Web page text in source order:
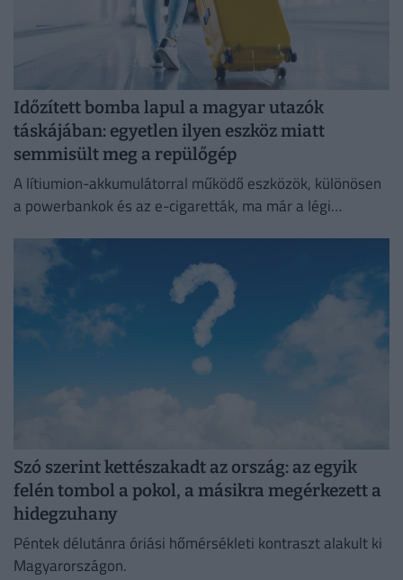
Időzített bomba lapul a magyar utazók
táskájában: egyetlen ilyen eszköz miatt
semmisült meg a repülőgép
A lítiumion-akkumulátorral működő eszközök, különösen
a powerbankok és az e-cigaretták, ma már a légi
jelentik.
Szó szerint kettészakadt az ország: az egyik
felén tombol a pokol, a másikra megérkezett a
hidegzuhany
Péntek délutánra óriási hőmérsékleti kontraszt alakult ki
Magyarországon.